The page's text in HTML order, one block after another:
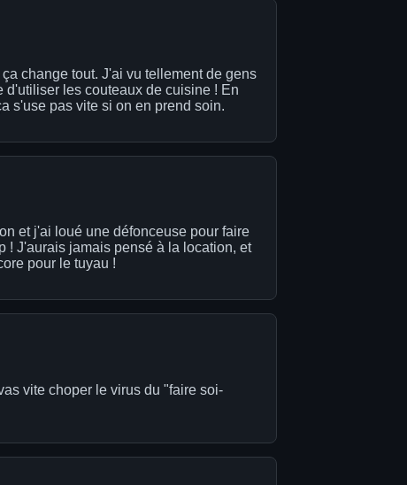
change tout. J'ai vu tellement de gens
d'utiliser les couteaux de cuisine ! En
s'use pas vite si on en prend soin.
et j'ai loué une défonceuse pour faire
! J'aurais jamais pensé à la location, et
pour le tuyau !
vite choper le virus du "faire soi-